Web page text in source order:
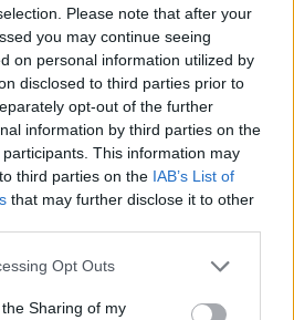
Please note that after your
you may continue seeing
on personal information utilized by
disclosed to third parties prior to
opt-out of the further
information by third parties on the
participants. This information may
third parties on the IAB’s List of
that may further disclose it to other
app uses one or more Google
usage behaviour. You may click to
Opt Outs
Sharing of my
hirdetés